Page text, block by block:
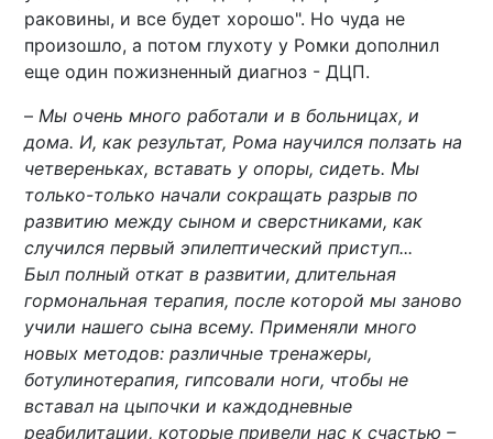
раковины, и все будет хорошо". Но чуда не
произошло, а потом глухоту у Ромки дополнил
еще один пожизненный диагноз - ДЦП.
–Мы очень много работали и в больницах, и
дома. И, как результат, Рома научился ползать на
четвереньках, вставать у опоры, сидеть. Мы
только-только начали сокращать разрыв по
развитию между сыном и сверстниками, как
случился первый эпилептический приступ...
Был полный откат в развитии, длительная
гормональная терапия, после которой мы заново
учили нашего сына всему. Применяли много
новых методов: различные тренажеры,
ботулинотерапия, гипсовали ноги, чтобы не
вставал на цыпочки и каждодневные
реабилитации, которые привели нас к счастью –